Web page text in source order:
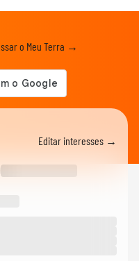
o Meu Terra →
Editar interesses →